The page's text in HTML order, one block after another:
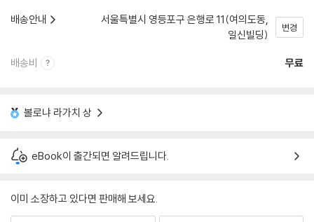
배송안내
서울특별시 영등포구 은행로 11(여의도동,
일신빌딩)
변경
배송비 무료
볼로냐 라가치 상
eBook이 출간되면 알려드립니다.
이미 소장하고 있다면 판매해 보세요.